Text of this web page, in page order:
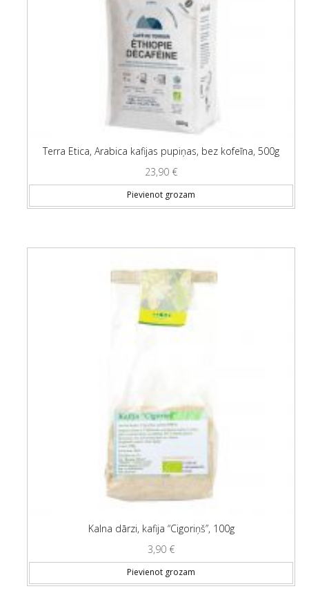
Terra Etica, Arabica kafijas pupiņas, bez kofeīna, 500g
23,90 €
Pievienot grozam
Kalna dārzi, kafija “Cigoriņš”, 100g
3,90 €
Pievienot grozam